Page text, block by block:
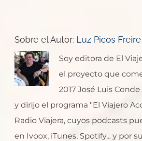
Sobre el Autor: Luz Picos Freire
Soy editora de El
el proyecto que
2017 José Luis
y dirijo el programa "El Viajero
Radio Viajera, cuyos podcasts
en Ivoox, iTunes, Spotify... y por